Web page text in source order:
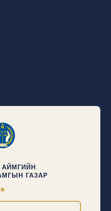
ГАЗАР
★